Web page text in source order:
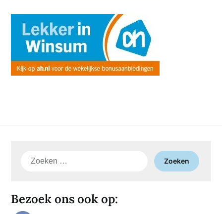
Zoeken
Bezoek ons ook op: